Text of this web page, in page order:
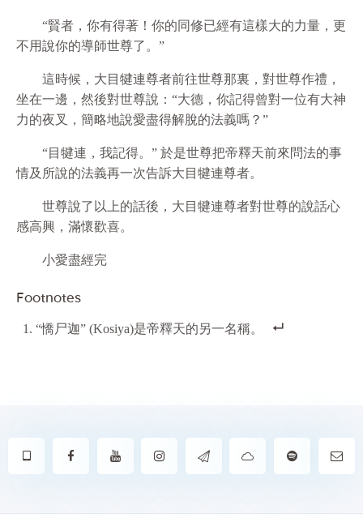
“賢者，你有得著！你的同修已經有這樣大的力量，更
不用說你的導師世尊了。”
這時候，大目犍連尊者前往世尊那裏，對世尊作禮，
坐在一邊，然後對世尊說：“大德，你記得曾對一位有大神
力的夜叉，簡略地說愛盡得解脫的法義嗎？”
“目犍連，我記得。” 於是世尊把帝釋天前來問法的事
情及所說的法義再一次告訴大目犍連尊者。
世尊說了以上的話後，大目犍連尊者對世尊的說話心
感高興，滿懷歡喜。
小愛盡經完
Footnotes
“憍尸迦” (Kosiya)是帝釋天的另一名稱。